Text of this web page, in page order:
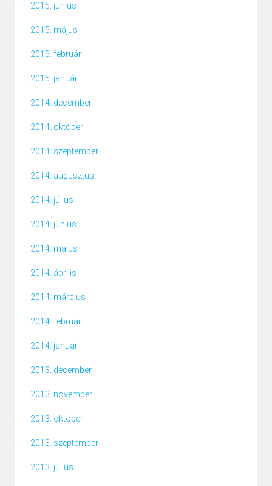
2015. június
2015. május
2015. február
2015. január
2014. december
2014. október
2014. szeptember
2014. augusztus
2014. július
2014. június
2014. május
2014. április
2014. március
2014. február
2014. január
2013. december
2013. november
2013. október
2013. szeptember
2013. július